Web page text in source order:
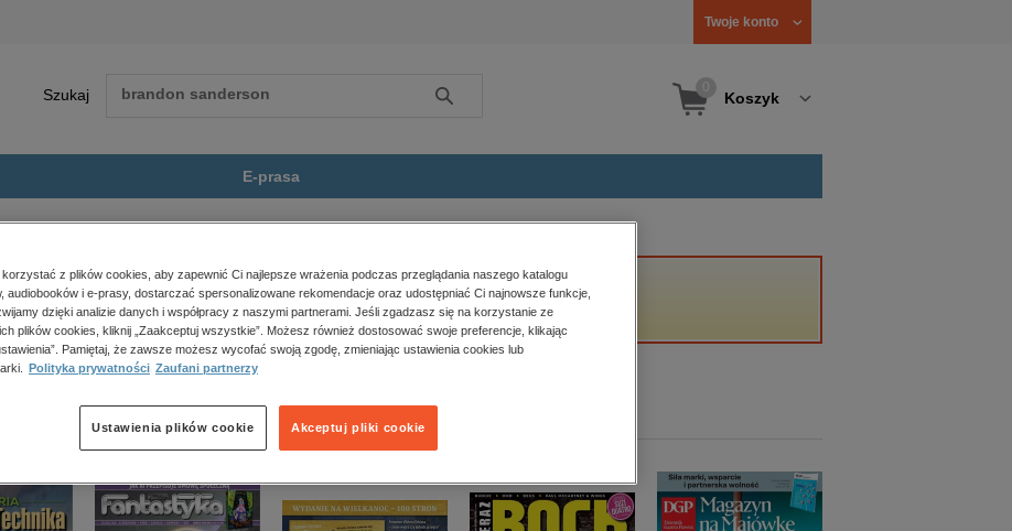
Twoje konto
Szukaj Szukaj Koszyk
E-prasa
polityka, społeczno-informacyjne
psychologiczne
inne
popularno-naukowe
historia
zdrowie
religie
thriller
nie jest dostępny.
z plików cookies, aby zapewnić Ci najlepsze wrażenia podczas przeglądania naszego katalogu
audiobooków i e-prasy, dostarczać spersonalizowane rekomendacje oraz udostępniać Ci najnowsze funkcje,
dzięki analizie danych i współpracy z naszymi partnerami. Jeśli zgadzasz się na korzystanie ze
plików cookies, kliknij „Zaakceptuj wszystkie”. Możesz również dostosować swoje preferencje, klikając
Pamiętaj, że zawsze możesz wycofać swoją zgodę, zmieniając ustawienia cookies lub
Polityka prywatności Zaufani partnerzy
Akceptuj pliki cookie
Ustawienia plików cookie